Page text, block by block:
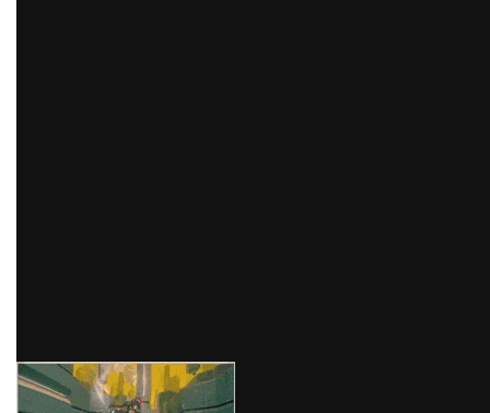
melalui GIPHY